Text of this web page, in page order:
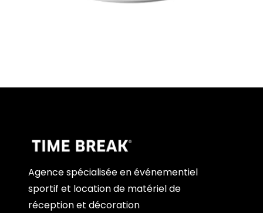
Agence spécialisée en événementiel
sportif et location de matériel de
réception et décoration